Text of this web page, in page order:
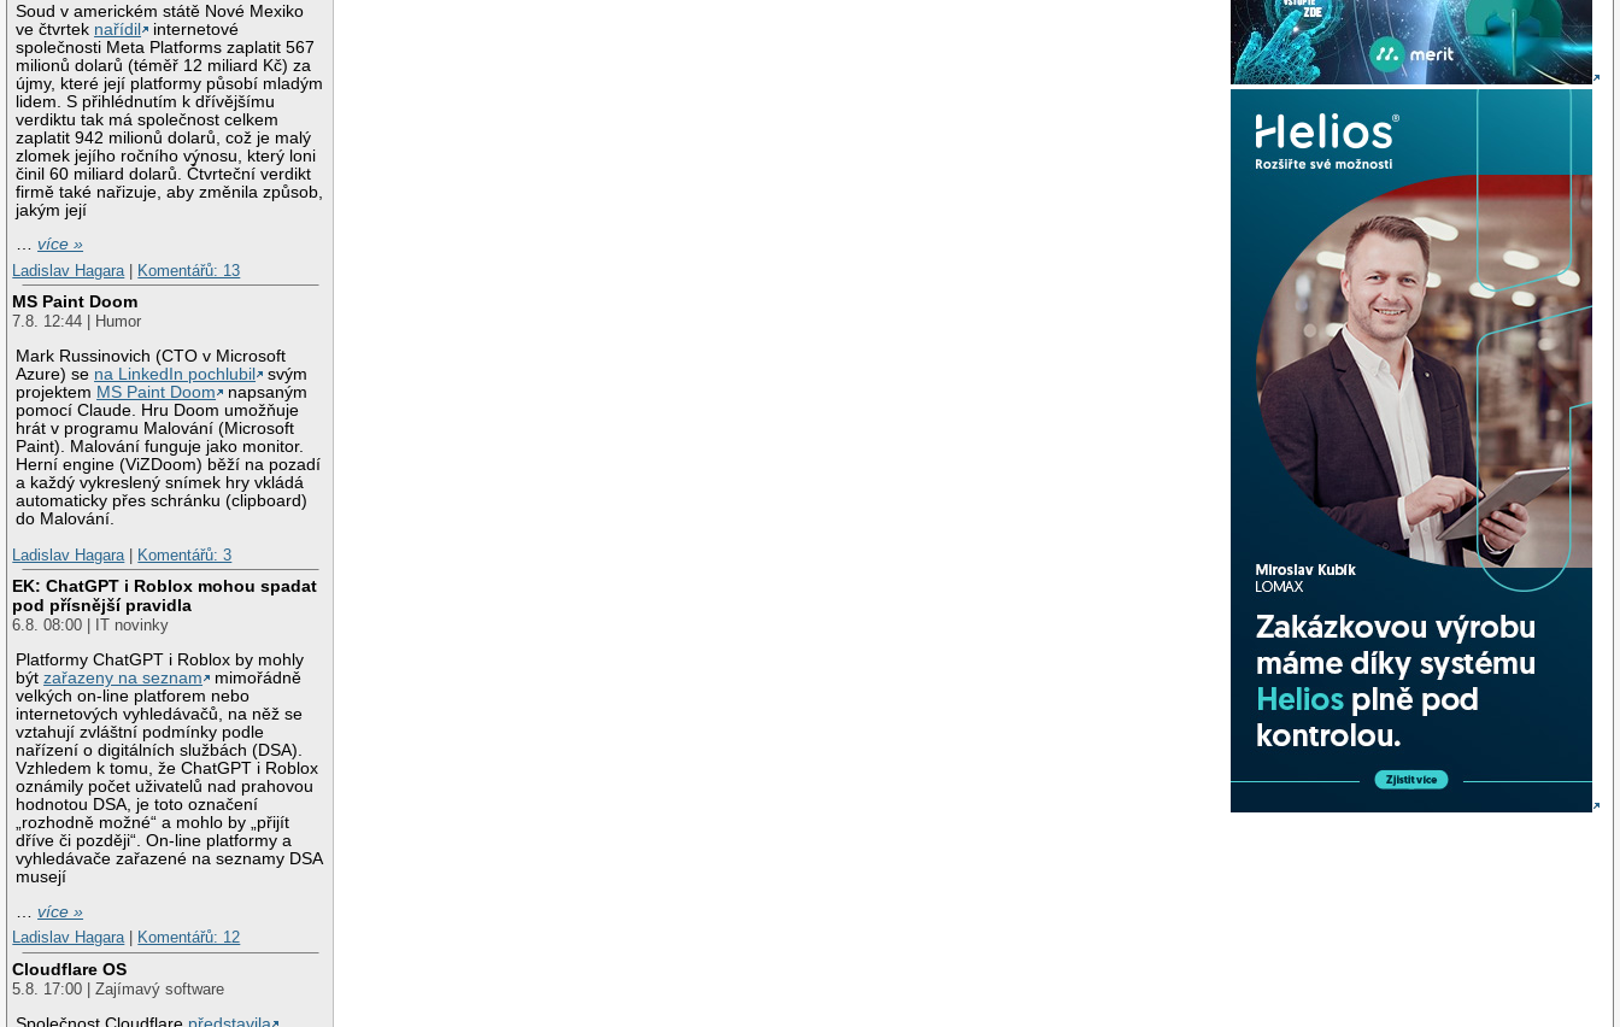
Soud v americkém státě Nové Mexiko
ve čtvrtek nařídil
internetové
společnosti Meta Platforms zaplatit 567
milionů dolarů (téměř 12 miliard Kč) za
újmy, které její platformy působí mladým
lidem. S přihlédnutím k dřívějšímu
verdiktu tak má společnost celkem
zaplatit 942 milionů dolarů, což je malý
zlomek jejího ročního výnosu, který loni
činil 60 miliard dolarů. Čtvrteční verdikt
firmě také nařizuje, aby změnila způsob,
jakým její
…více »
Ladislav Hagara
Komentářů: 13
MS Paint Doom
7.8. 12:44 | Humor
Mark Russinovich (CTO v Microsoft
Azure) se na LinkedIn pochlubil
svým
projektem MS Paint Doom
napsaným
pomocí Claude. Hru Doom umožňuje
hrát v programu Malování (Microsoft
Paint). Malování funguje jako monitor.
Herní engine (ViZDoom) běží na pozadí
a každý vykreslený snímek hry vkládá
automaticky přes schránku (clipboard)
do Malování.
Ladislav Hagara
Komentářů: 3
EK: ChatGPT i Roblox mohou spadat
pod přísnější pravidla
6.8. 08:00 | IT novinky
Platformy ChatGPT i Roblox by mohly
býtzařazeny na seznam
mimořádně
velkých on-line platforem nebo
internetových vyhledávačů, na něž se
vztahují zvláštní podmínky podle
nařízení o digitálních službách (DSA).
Vzhledem k tomu, že ChatGPT i Roblox
oznámily počet uživatelů nad prahovou
hodnotou DSA, je toto označení
„rozhodně možné“ a mohlo by „přijít
dříve či později“. On-line platformy a
vyhledávače zařazené na seznamy DSA
musejí
…více »
Ladislav Hagara| Komentářů: 12
Cloudflare OS
5.8. 17:00 | Zajímavý software
Společnost Cloudflare představila